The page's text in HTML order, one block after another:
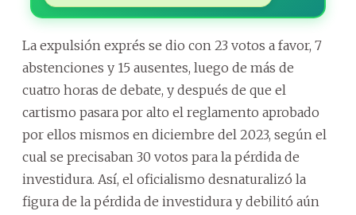
La expulsión exprés se dio con 23 votos a favor, 7
abstenciones y 15 ausentes, luego de más de
cuatro horas de debate, y después de que el
cartismo pasara por alto el reglamento aprobado
por ellos mismos en diciembre del 2023, según el
cual se precisaban 30 votos para la pérdida de
investidura. Así, el oficialismo desnaturalizó la
figura de la pérdida de investidura y debilitó aún